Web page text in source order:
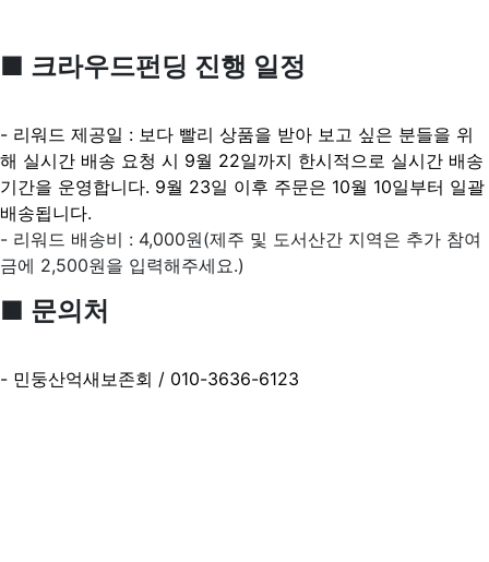
■ 크라우드펀딩 진행 일정
- 리워드 제공일 : 보다 빨리 상품을 받아 보고 싶은 분들을 위
해 실시간 배송 요청 시 9월 22일까지 한시적으로 실시간 배송
기간을 운영합니다. 9월 23일 이후 주문은 10월 10일부터 일괄
배송됩니다.
- 리워드 배송비 : 4,000원(제주 및 도서산간 지역은 추가 참여
금에 2,500원을 입력해주세요.)
■ 문의처
- 민둥산억새보존회 / 010-3636-6123